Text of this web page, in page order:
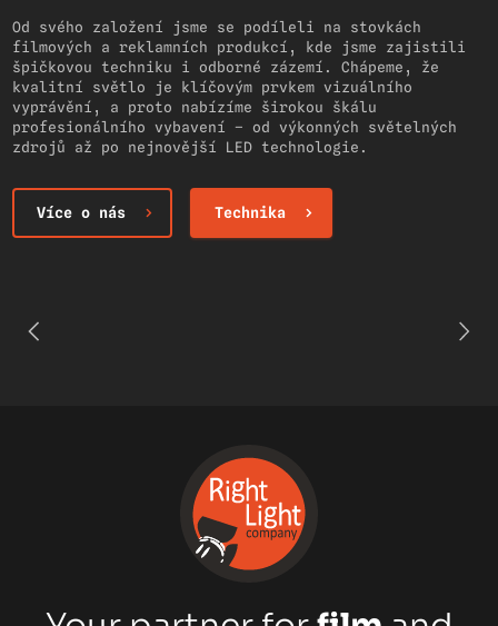
Od svého založení jsme se podíleli na stovkách
filmových a reklamních produkcí, kde jsme zajistili
špičkovou techniku i odborné zázemí. Chápeme, že
kvalitní světlo je klíčovým prvkem vizuálního
vyprávění, a proto nabízíme širokou škálu
profesionálního vybavení – od výkonných světelných
zdrojů až po nejnovější LED technologie.
Více o nás Technika